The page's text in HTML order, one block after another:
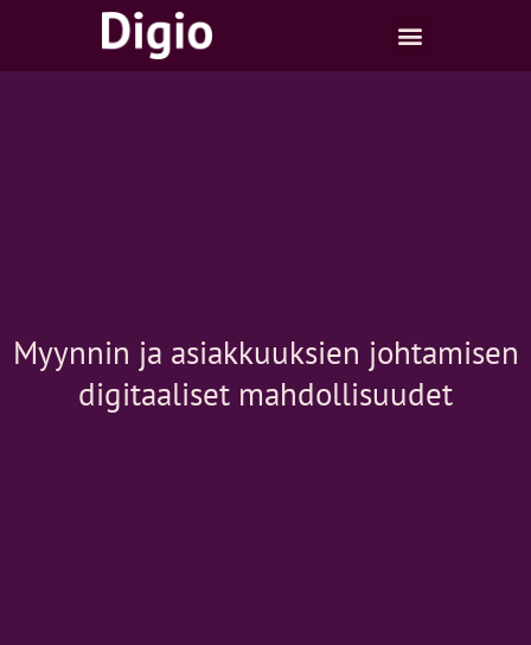
content
Myynnin ja asiakkuuksien johtamisen
digitaaliset mahdollisuudet